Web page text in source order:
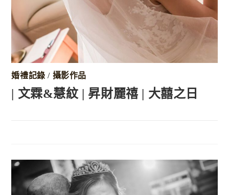
婚禮記錄 / 攝影作品
| 文霖&慧紋 | 昇財麗禧 | 大囍之日